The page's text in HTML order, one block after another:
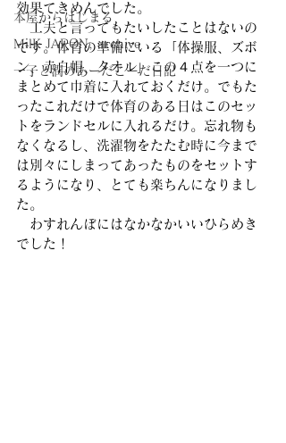
本屋からはじまる
MilK JAPON, archive
一子と潤のあーだこーだ日記
効果てきめんでした。
工夫と言ってもたいしたことはないの
です。体育の準備にいる「体操服、ズボ
ン、赤白帽、タオル」この４点を一つに
まとめて巾着に入れておくだけ。でもた
ったこれだけで体育のある日はこのセッ
トをランドセルに入れるだけ。忘れ物も
なくなるし、洗濯物をたたむ時に今まで
は別々にしまってあったものをセットす
るようになり、とても楽ちんになりまし
た。
わすれんぼにはなかなかいいひらめき
でした！